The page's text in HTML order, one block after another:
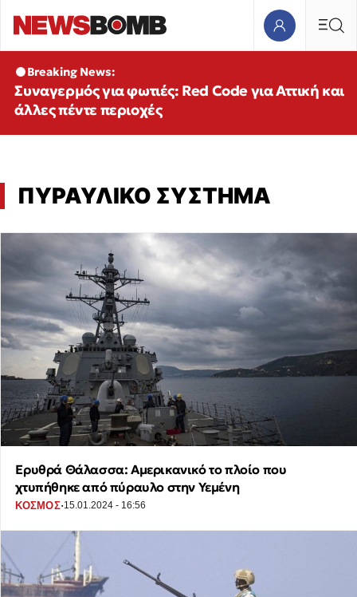
Breaking News:
Συναγερμός για φωτιές: Red Code για Αττική και
άλλες πέντε περιοχές
ΠΥΡΑΥΛΙΚΟ ΣΥΣΤΗΜΑ
Ερυθρά Θάλασσα: Αμερικανικό το πλοίο που
χτυπήθηκε από πύραυλο στην Υεμένη
ΚΟΣΜΟΣ·15.01.2024 - 16:56